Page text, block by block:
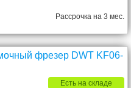
Рассрочка на 3 мес.
фрезер DWT KF06-
Есть на складе